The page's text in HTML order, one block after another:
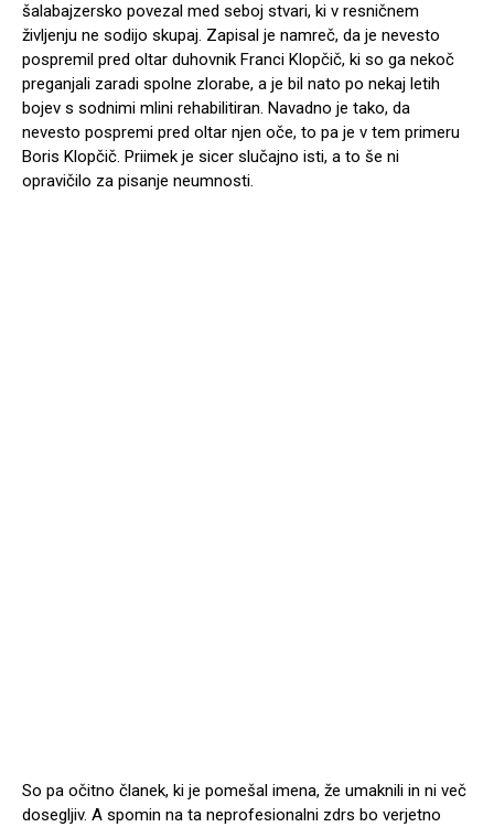
šalabajzersko povezal med seboj stvari, ki v resničnem
življenju ne sodijo skupaj. Zapisal je namreč, da je nevesto
pospremil pred oltar duhovnik Franci Klopčič, ki so ga nekoč
preganjali zaradi spolne zlorabe, a je bil nato po nekaj letih
bojev s sodnimi mlini rehabilitiran. Navadno je tako, da
nevesto pospremi pred oltar njen oče, to pa je v tem primeru
Boris Klopčič. Priimek je sicer slučajno isti, a to še ni
opravičilo za pisanje neumnosti.
So pa očitno članek, ki je pomešal imena, že umaknili in ni več
dosegljiv. A spomin na ta neprofesionalni zdrs bo verjetno